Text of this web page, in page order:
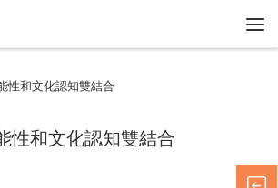
性和文化認知雙結合
性和文化認知雙結合